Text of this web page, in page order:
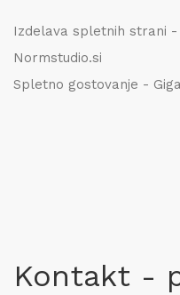
Izdelava spletnih strani -
Normstudio.si
Spletno gostovanje -
Kontakt -